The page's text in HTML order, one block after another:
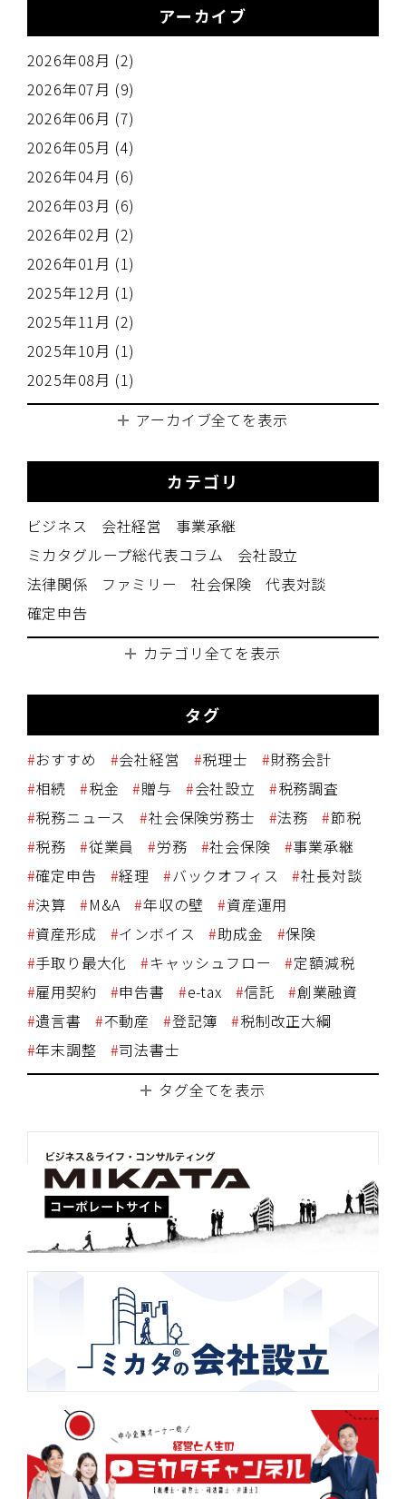
アーカイブ
2026年08月 (2)
2026年07月 (9)
2026年06月 (7)
2026年05月 (4)
2026年04月 (6)
2026年03月 (6)
2026年02月 (2)
2026年01月 (1)
2025年12月 (1)
2025年11月 (2)
2025年10月 (1)
2025年08月 (1)
アーカイブ全てを表示
カテゴリ
ビジネス 会社経営
事業承継
ミカタグループ総代表コラム
会社設立
法律関係
ファミリー 社会保険
代表対談
確定申告
カテゴリ全てを表示
タグ
おすすめ 会社経営 税理士
財務会計
相続
税金 贈与 会社設立
税務調査
税務ニュース
社会保険労務士 法務
節税
税務
従業員 労務 社会保険
事業承継
確定申告
経理 バックオフィス
社長対談
決算
M&A 年収の壁
資産運用
資産形成
インボイス 助成金
保険
手取り最大化
キャッシュフロー
定額減税
雇用契約
申告書 e-tax 信託
創業融資
遺言書
不動産 登記簿
税制改正大綱
年末調整
司法書士
タグ全てを表示